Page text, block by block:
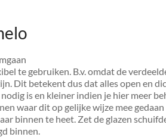
te gebruiken. B.v. omdat de
Dit betekent dus dat alles open en
is en kleiner indien je hier meer
waar dit op gelijke wijze mee
binnen te heet. Zet de glazen
binnen.